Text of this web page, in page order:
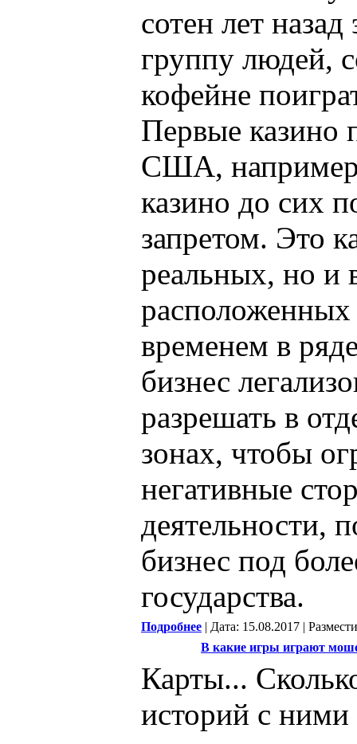
сотен лет
группу людей,
кофейне
Первые казино
США,
казино до сих
запретом. Это
реальных, но и
временем в
бизнес
разрешать в
зонах, чтобы
негативные
деятельности,
бизнес под
государства.
Подробнее | Дата: 15.08.2017 |
В какие игры играют
Карты...
историй с